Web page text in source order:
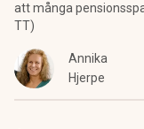
att många
TT)
Annika
Hjerpe